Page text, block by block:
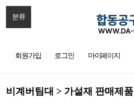
분류
회원가입 로그인 마이페이지
비계버팀대 > 가설재 판매제품